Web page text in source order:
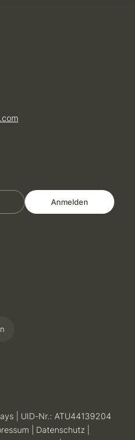
com
Anmelden
UID-Nr.: ATU44139204
Datenschutz